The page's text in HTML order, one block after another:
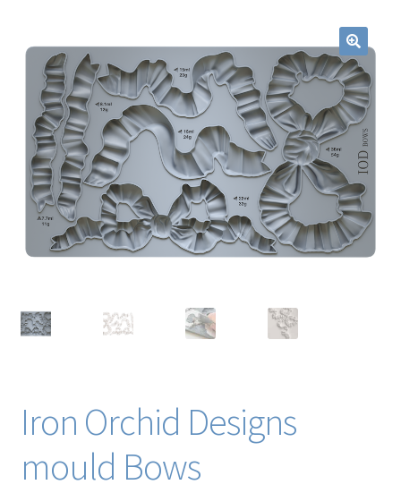
Shop
Blog / DIY / Tutorials
Over mij
Contact
Iron Orchid Designs
mould Bows